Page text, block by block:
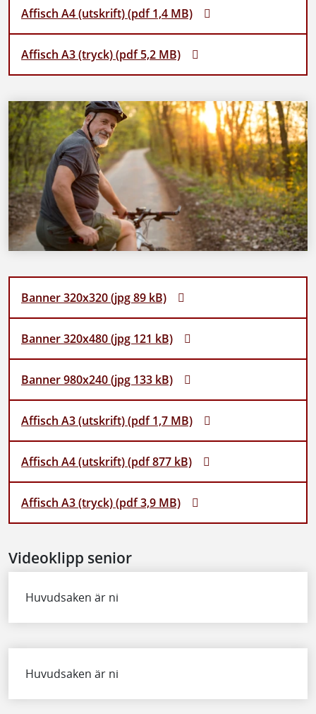
Affisch A4 (utskrift) (pdf 1,4 MB)
Affisch A3 (tryck) (pdf 5,2 MB)
Banner 320x320 (jpg 89 kB)
Banner 320x480 (jpg 121 kB)
Banner 980x240 (jpg 133 kB)
Affisch A3 (utskrift) (pdf 1,7 MB)
Affisch A4 (utskrift) (pdf 877 kB)
Affisch A3 (tryck) (pdf 3,9 MB)
Videoklipp senior
Huvudsaken är ni
Huvudsaken är ni